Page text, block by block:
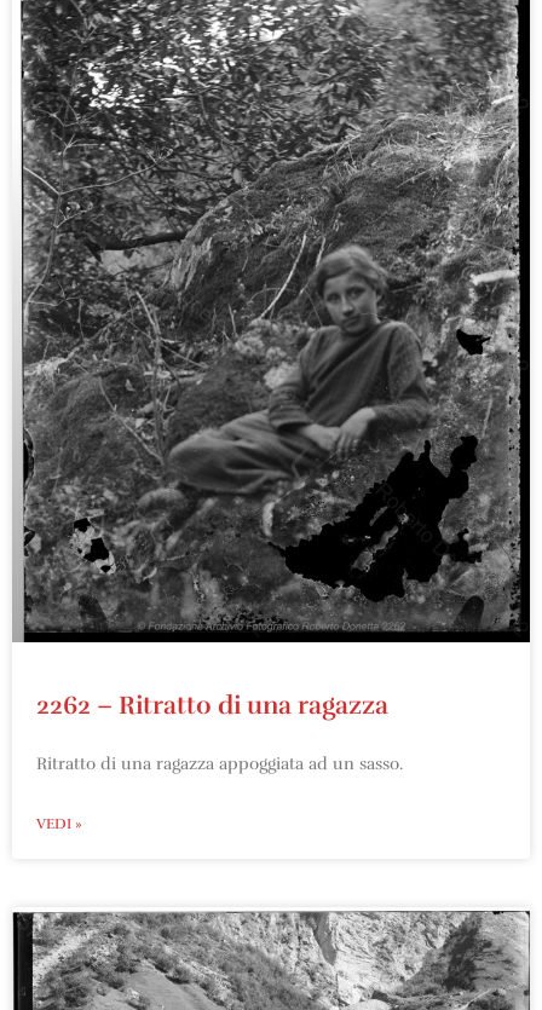
2262 – Ritratto di una ragazza
Ritratto di una ragazza appoggiata ad un sasso.
VEDI »